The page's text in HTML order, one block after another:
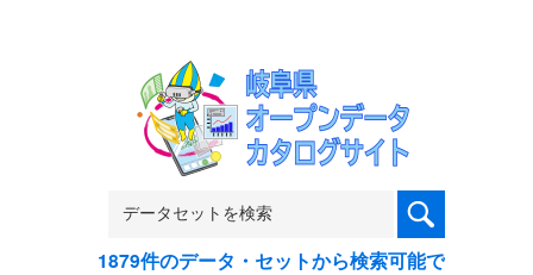
1879件のデータ・セットから検索可能で